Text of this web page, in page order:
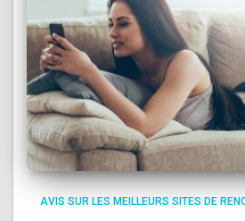
AVIS SUR LES MEILLEURS SITES DE